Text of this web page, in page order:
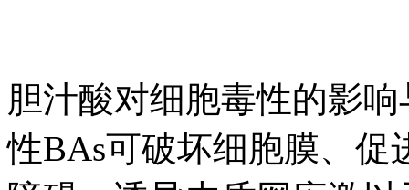
胆汁酸对细胞毒性的影
性BAs可破坏细胞膜、促